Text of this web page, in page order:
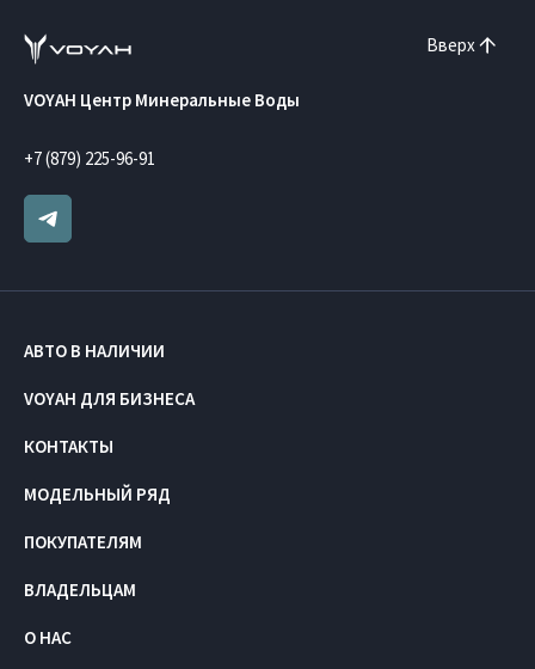
Вверх
VOYAH Центр Минеральные Воды
+7 (879) 225-96-91
АВТО В НАЛИЧИИ
VOYAH ДЛЯ БИЗНЕСА
КОНТАКТЫ
МОДЕЛЬНЫЙ РЯД
ПОКУПАТЕЛЯМ
ВЛАДЕЛЬЦАМ
О НАС